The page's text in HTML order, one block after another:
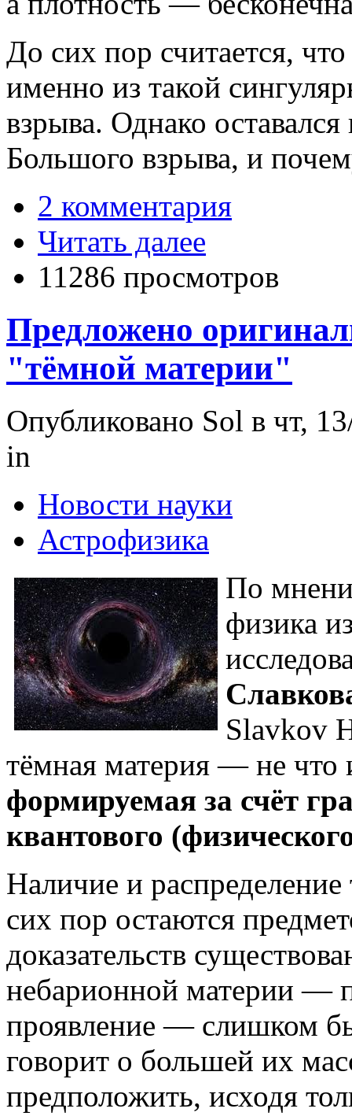
До сих пор считается,
именно из такой
взрыва. Однако
Большого взрыва, и
2 комментария
Читать далее
11286 просмотров
Предложено
"тёмной материи"
Опубликовано Sol в чт,
in
Новости науки
Астрофизика
По
физика
Slavkov
тёмная материя — не что
формируемая за счёт
квантового
Наличие и
сих пор остаются
доказательств
небарионной материи —
проявление — слишком
говорит о большей их
предположить, исходя